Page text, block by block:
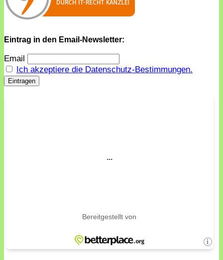
Eintrag in den Email-Newsletter:
Email
Ich akzeptiere die Datenschutz-Bestimmungen.